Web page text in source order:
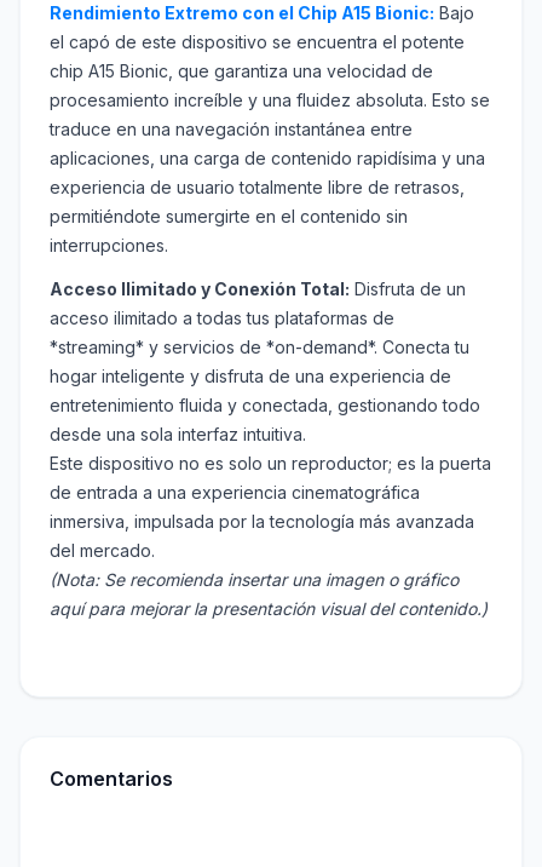
Rendimiento Extremo con el Chip A15 Bionic: Bajo
el capó de este dispositivo se encuentra el potente
chip A15 Bionic, que garantiza una velocidad de
procesamiento increíble y una fluidez absoluta. Esto se
traduce en una navegación instantánea entre
aplicaciones, una carga de contenido rapidísima y una
experiencia de usuario totalmente libre de retrasos,
permitiéndote sumergirte en el contenido sin
interrupciones.
Acceso Ilimitado y Conexión Total: Disfruta de un
acceso ilimitado a todas tus plataformas de
*streaming* y servicios de *on-demand*. Conecta tu
hogar inteligente y disfruta de una experiencia de
entretenimiento fluida y conectada, gestionando todo
desde una sola interfaz intuitiva.
Este dispositivo no es solo un reproductor; es la puerta
de entrada a una experiencia cinematográfica
inmersiva, impulsada por la tecnología más avanzada
del mercado.
(Nota: Se recomienda insertar una imagen o gráfico
aquí para mejorar la presentación visual del contenido.)
Comentarios